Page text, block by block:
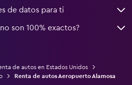
de datos para ti
son 100% exactos?
de autos en Estados Unidos
Renta de autos Aeropuerto Alamosa